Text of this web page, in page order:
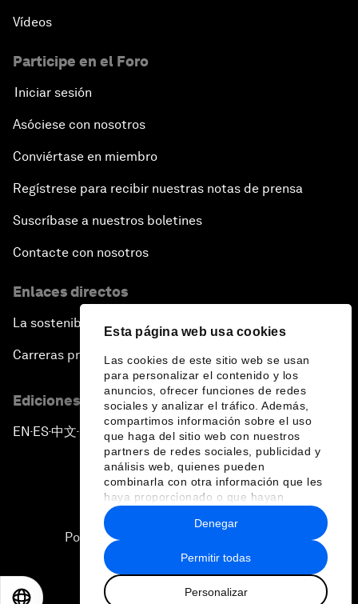
Esta página web usa cookies
Las cookies de este sitio web se usan
para personalizar el contenido y los
anuncios, ofrecer funciones de redes
sociales y analizar el tráfico. Además,
compartimos información sobre el uso
que haga del sitio web con nuestros
partners de redes sociales, publicidad y
análisis web, quienes pueden
combinarla con otra información que les
haya proporcionado o que hayan
recopilado a partir del uso que haya
hecho de sus servicios.
Permitir todas
Personalizar
Denegar
Vídeos
Participe en el Foro
Iniciar sesión
Asóciese con nosotros
Conviértase en miembro
Regístrese para recibir nuestras notas de prensa
Suscríbase a nuestros boletines
Contacte con nosotros
Enlaces directos
La sostenibilidad en el Foro
Carreras profesionales
Ediciones en otros idiomas
EN ▪ ES▪中文▪ 日本語
Política de privacidad y normas de uso
2026 Foro Económico Mundial